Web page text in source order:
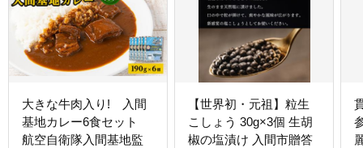
大きな牛肉入り! 入間
基地カレー6食セット
航空自衛隊入間基地監
【世界初・元祖】粒生
こしょう 30g×3個 生胡
椒の塩漬け 入間市贈答